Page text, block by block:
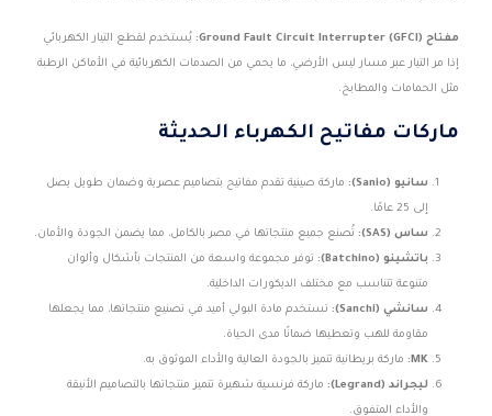
مفتاح Ground Fault Circuit Interrupter (GFCI): يُستخدم لقطع التيار الكهربائي
إذا مر التيار عبر مسار ليس الأرضي، ما يحمي من الصدمات الكهربائية في الأماكن الرطبة
مثل الحمامات والمطابخ.
ماركات مفاتيح الكهرباء الحديثة
سانيو (Sanio): ماركة صينية تقدم مفاتيح بتصاميم عصرية وضمان طويل يصل
إلى 25 عامًا.
ساس (SAS): تُصنع جميع منتجاتها في مصر بالكامل، مما يضمن الجودة والأمان.
باتشينو (Batchino): توفر مجموعة واسعة من المنتجات بأشكال وألوان
متنوعة تتناسب مع مختلف الديكورات الداخلية.
سانشي (Sanchi): تستخدم مادة البولي أميد في تصنيع منتجاتها، مما يجعلها
مقاومة للهب وتعطيها ضمانًا مدى الحياة.
MK: ماركة بريطانية تتميز بالجودة العالية والأداء الموثوق به.
ليجراند (Legrand): ماركة فرنسية شهيرة تتميز منتجاتها بالتصاميم الأنيقة
والأداء المتفوق.